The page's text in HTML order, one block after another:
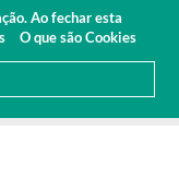
Ao fechar esta
O que são Cookies
Orçamento